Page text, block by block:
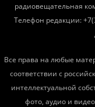
радиовещательная
Телефон редакции:
Все права на любые
соответствии с
интеллектуальной
фото, аудио и